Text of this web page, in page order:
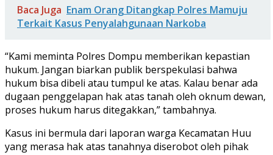
Baca Juga Enam Orang Ditangkap Polres Mamuju
Terkait Kasus Penyalahgunaan Narkoba
“Kami meminta Polres Dompu memberikan kepastian
hukum. Jangan biarkan publik berspekulasi bahwa
hukum bisa dibeli atau tumpul ke atas. Kalau benar ada
dugaan penggelapan hak atas tanah oleh oknum dewan,
proses hukum harus ditegakkan,” tambahnya.
Kasus ini bermula dari laporan warga Kecamatan Huu
yang merasa hak atas tanahnya diserobot oleh pihak